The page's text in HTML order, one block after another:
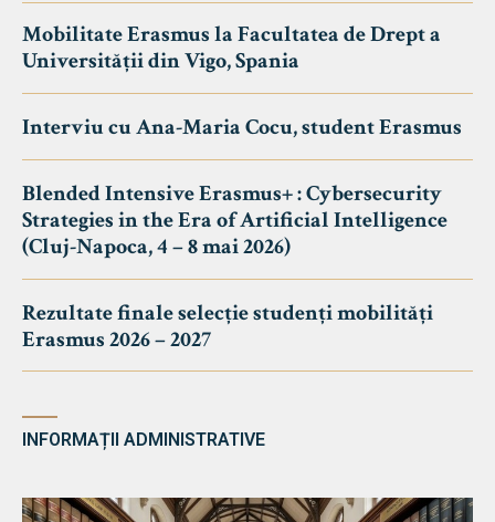
Mobilitate Erasmus la Facultatea de Drept a
Universității din Vigo, Spania
Interviu cu Ana-Maria Cocu, student Erasmus
Blended Intensive Erasmus+ : Cybersecurity
Strategies in the Era of Artificial Intelligence
(Cluj-Napoca, 4 – 8 mai 2026)
Rezultate finale selecție studenți mobilități
Erasmus 2026 – 2027
INFORMAȚII ADMINISTRATIVE